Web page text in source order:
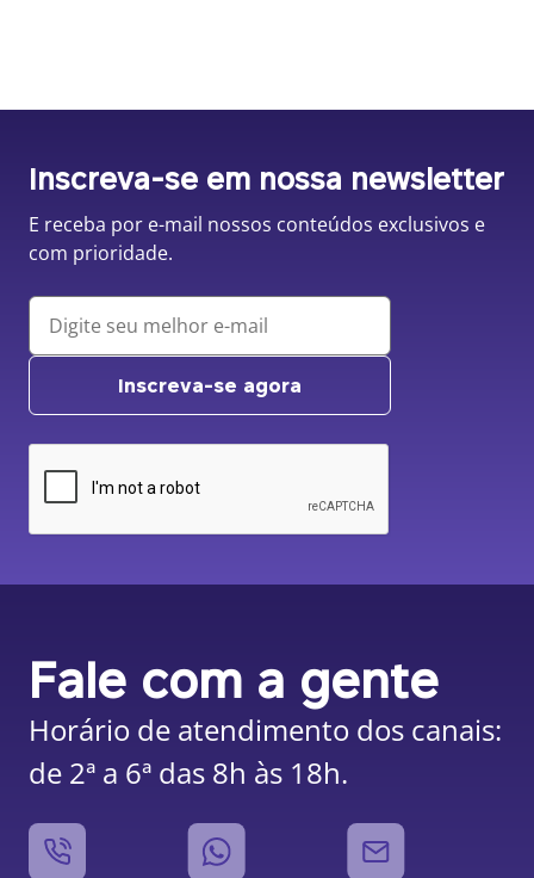
Inscreva-se em nossa newsletter
E receba por e-mail nossos conteúdos exclusivos e
com prioridade.
Inscreva-se agora
Fale com a gente
Horário de atendimento dos canais:
de 2ª a 6ª das 8h às 18h.